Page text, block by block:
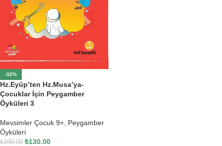
-32%
Hz.Eyüp’ten Hz.Musa’ya-
Çocuklar İçin Peygamber
Öyküleri 3
Mevsimler Çocuk 9+ Peygamber
Öyküleri
₺190.00 ₺130.00